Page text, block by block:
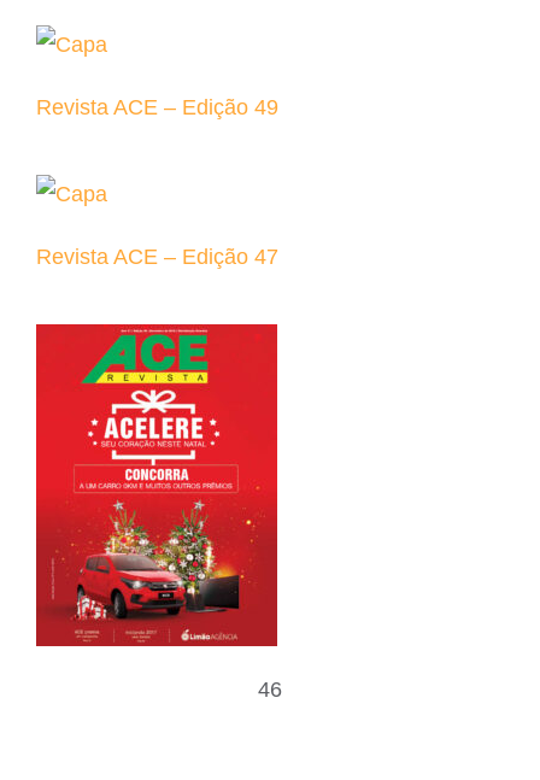
Revista ACE – Edição 49
Revista ACE – Edição 47
46